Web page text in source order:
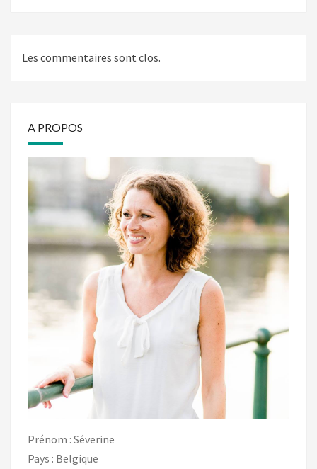
Les commentaires sont clos.
A PROPOS
Prénom : Séverine
Pays : Belgique